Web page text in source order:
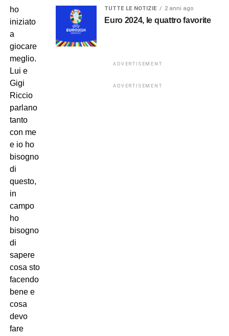
ho
iniziato
a
giocare
meglio.
Lui e
Gigi
Riccio
parlano
tanto
con me
e io ho
bisogno
di
questo,
in
campo
ho
bisogno
di
sapere
cosa sto
facendo
bene e
cosa
devo
fare
TUTTE LE NOTIZIE 2 anni ago
Euro 2024, le quattro favorite
ADVERTISEMENT
ADVERTISEMENT